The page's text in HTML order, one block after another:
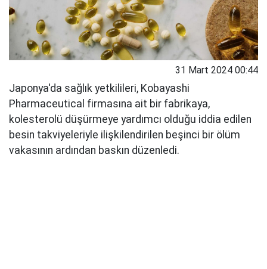
31 Mart 2024 00:44
Japonya'da sağlık yetkilileri, Kobayashi
Pharmaceutical firmasına ait bir fabrikaya,
kolesterolü düşürmeye yardımcı olduğu iddia edilen
besin takviyeleriyle ilişkilendirilen beşinci bir ölüm
vakasının ardından baskın düzenledi.